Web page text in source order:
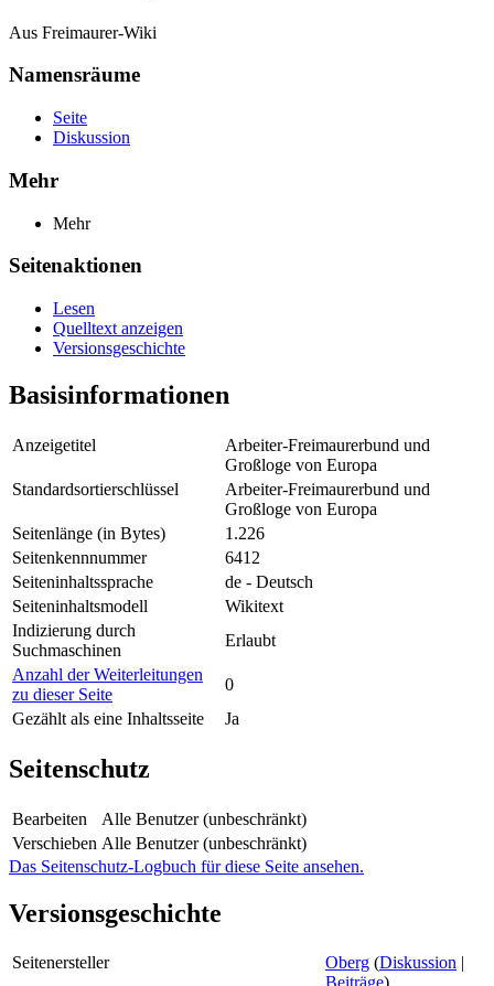
Aus Freimaurer-Wiki
Namensräume
Seite
Diskussion
Mehr
Mehr
Seitenaktionen
Lesen
Quelltext anzeigen
Versionsgeschichte
Basisinformationen
Anzeigetitel
Arbeiter-Freimaurerbund und
Großloge von Europa
Standardsortierschlüssel
Arbeiter-Freimaurerbund und
Großloge von Europa
Seitenlänge (in Bytes)
1.226
Seitenkennnummer
6412
Seiteninhaltssprache
de - Deutsch
Seiteninhaltsmodell
Wikitext
Indizierung durch
Suchmaschinen
Erlaubt
Anzahl der Weiterleitungen
zu dieser Seite
0
Gezählt als eine Inhaltsseite
Ja
Seitenschutz
Bearbeiten
Alle Benutzer (unbeschränkt)
Verschieben Alle Benutzer (unbeschränkt)
Das Seitenschutz-Logbuch für diese Seite ansehen.
Versionsgeschichte
Seitenersteller Oberg (Diskussion